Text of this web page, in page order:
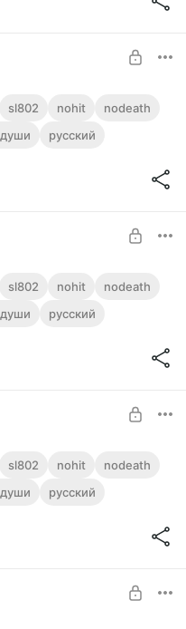
| Без урона |
All Bosses |
sl802 nohit
nodeath
русский
Souls 3 |
sl802 nohit
nodeath
русский
| Без
SL802 |
sl802 nohit
nodeath
русский